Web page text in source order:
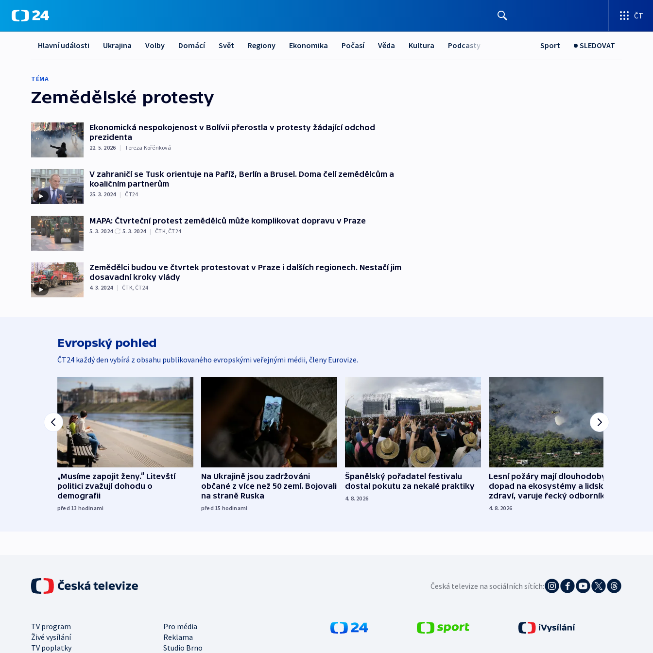
ČT
Hlavní události Ukrajina Volby Domácí Svět Regiony Ekonomika Počasí Věda Kultura Podcasty Sport SLEDOVAT
TÉMA
Zemědělské protesty
Ekonomická nespokojenost v Bolívii přerostla v protesty žádající odchod
prezidenta
22. 5. 2026 | Tereza Kořénková
V zahraničí se Tusk orientuje na Paříž, Berlín a Brusel. Doma čelí zemědělcům a
koaličním partnerům
25. 3. 2024 | ČT24
MAPA: Čtvrteční protest zemědělců může komplikovat dopravu v Praze
5. 3. 2024 5. 3. 2024 | ČTK, ČT24
Zemědělci budou ve čtvrtek protestovat v Praze i dalších regionech. Nestačí jim
dosavadní kroky vlády
4. 3. 2024 | ČTK ČT24
Evropský pohled
ČT24 každý den vybírá z obsahu publikovaného evropskými veřejnými médii, členy Eurovize.
„Musíme zapojit ženy.“ Litevští
politici zvažují dohodu o
demografii
před 13 hodinami
Na Ukrajině jsou zadržováni
občané z více než 50 zemí. Bojovali
na straně Ruska
před 15 hodinami
Španělský pořadatel festivalu
dostal pokutu za nekalé praktiky
4. 8. 2026
Lesní požáry mají dlouhodobý
dopad na ekosystémy a lidské
zdraví, varuje řecký odborník
4. 8. 2026
Česká televize na sociálních sítích:
TV program
Pro média
Živé vysílání
Reklama
TV poplatky
Studio Brno